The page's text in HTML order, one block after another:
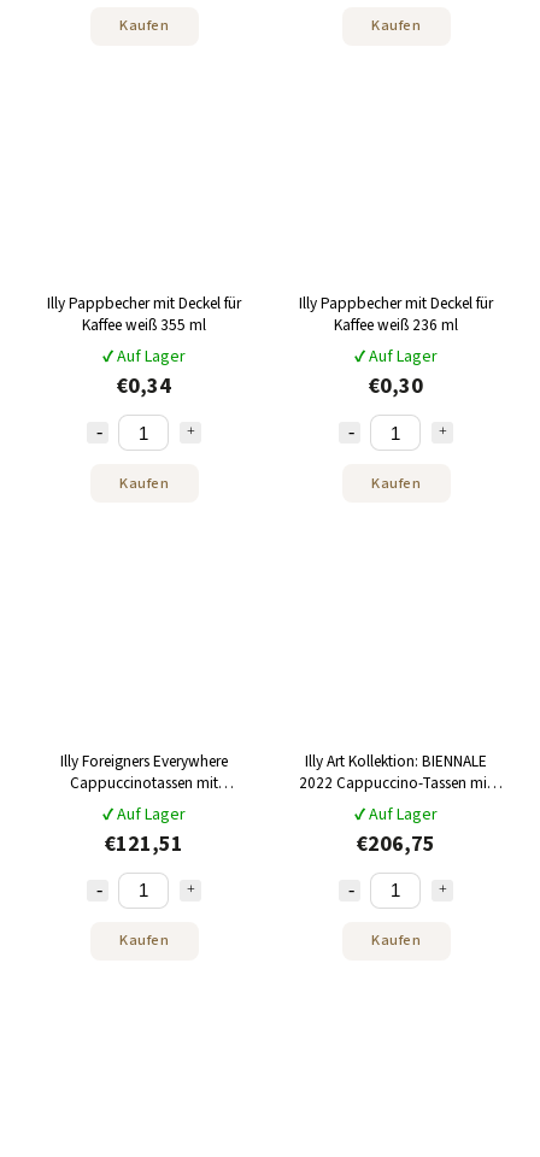
Kaufen Kaufen
Illy Pappbecher mit Deckel für
Kaffee weiß 355 ml
✔ Auf Lager
€0,34
Kaufen
Illy Pappbecher mit Deckel für
Kaffee weiß 236 ml
✔ Auf Lager
€0,30
Kaufen
Illy Foreigners Everywhere
Cappuccinotassen mit
Untertassen 4 x 160 ml
✔ Auf Lager
€121,51
Kaufen
Illy Art Kollektion: BIENNALE
2022 Cappuccino-Tassen mit
Untertassen 6 x 160 ml
✔ Auf Lager
€206,75
Kaufen